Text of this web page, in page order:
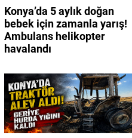
Konya’da 5 aylık doğan
bebek için zamanla yarış!
Ambulans helikopter
havalandı